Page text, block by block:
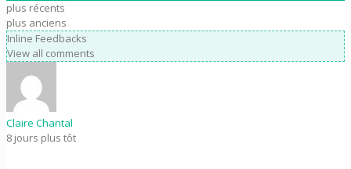
plus récents
plus anciens
Inline Feedbacks
View all comments
Claire Chantal
8 jours plus tôt